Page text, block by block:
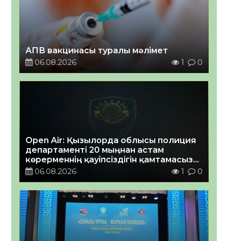
АПВ вакцинасы туралы мәлімет
06.08.2026
1 0
Open Air: Қызылорда облысы полиция
департаменті 20 мыңнан астам
көрерменнің қауіпсіздігін қамтамасыз
етті06.08.2026 1 0